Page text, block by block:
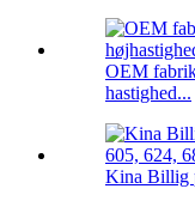
OEM
hastighed...
Kina Billig